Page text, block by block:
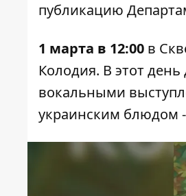
публикацию
1 марта в 12:00 в
Колодия. В этот
вокальными
украинским блюдом